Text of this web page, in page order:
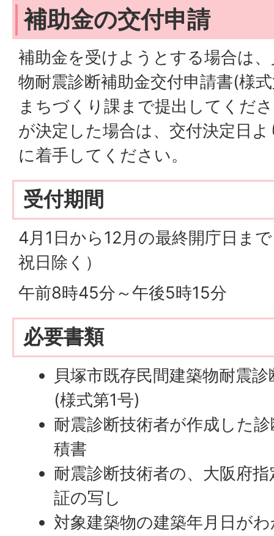
補助金の交付申請
補助金を受けようとする場合は
物耐震診断補助金交付申請書(様
まちづくり課まで提出してくだ
が決定した場合は、交付決定日
に着手してください。
受付期間
4月1日から12月の最終開庁日ま
祝日除く）
午前8時45分～午後5時15分
必要書類
貝塚市既存民間建築物耐震
(様式第1号)
耐震診断技術者が作成した
積書
耐震診断技術者の、大阪府
証の写し
対象建築物の建築年月日が